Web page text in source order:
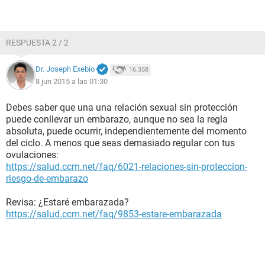
RESPUESTA 2 / 2
Dr. Joseph Exebio 16.358
8 jun 2015 a las 01:30
Debes saber que una una relación sexual sin protección
puede conllevar un embarazo, aunque no sea la regla
absoluta, puede ocurrir, independientemente del momento
del ciclo. A menos que seas demasiado regular con tus
ovulaciones:
https://salud.ccm.net/faq/6021-relaciones-sin-proteccion-
riesgo-de-embarazo
Revisa: ¿Estaré embarazada?
https://salud.ccm.net/faq/9853-estare-embarazada